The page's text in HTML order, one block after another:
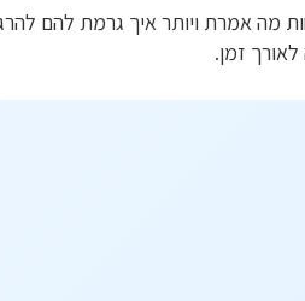
מה אמרת ויותר איך גרמת להם
זמן.